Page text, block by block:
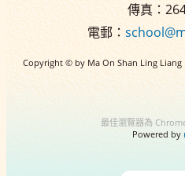
傳真：
電郵：
Copyright © by Ma On Shan Ling Liang
最佳瀏覽器為
Powered by